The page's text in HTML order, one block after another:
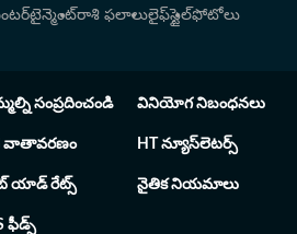
రాశి ఫలాలులైఫ్‌స్టైల్ఫోటోలు
సంప్రదించండి వినియోగ నిబంధనలు
వాతావరణం HT న్యూస్‌లెటర్స్
యాడ్ రేట్స్ నైతిక నియమాలు
ఫీడ్స్